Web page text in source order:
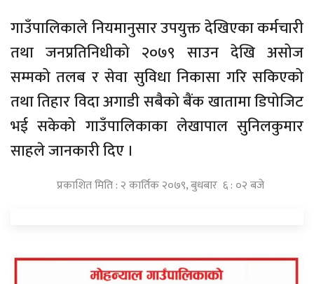
गाउँपालिकाले नियमानुसार उपयुक्त देखिएका कर्मचारी
तथा जनप्रतिनिधीको २०७९ साउन देखि असोज
सम्मको तलब र सेवा सुविधा निकासा गरि सकिएको
तथा तिहार विदा अगाडी सबैको बैंक खातामा डिपोजिट
भई सकेको गाउँपालिकाका लेखापाल सुनिलकुमार
साहले जानकारी दिए ।
प्रकाशित मिति : २ कार्तिक २०७९, बुधबार ६ : ०२ बजे